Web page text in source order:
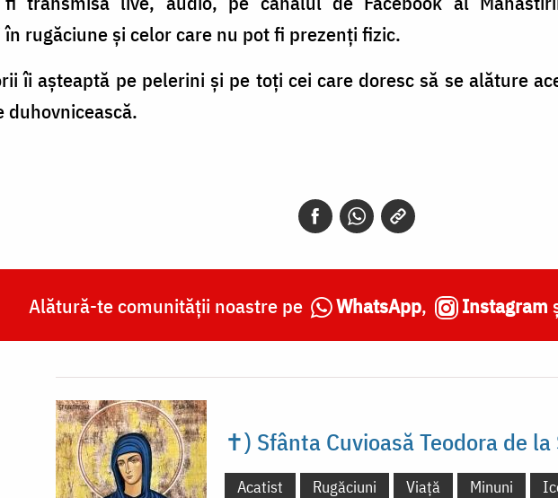
rugăciune și celor care nu pot fi prezenți fizic.
îi așteaptă pe pelerini și pe toți cei care doresc să se alăture
duhovnicească.
Alătură-te comunității noastre pe WhatsApp, Instagram
✝) Sfânta Cuvioasă Teodora de la
Acatist Rugăciuni Viață Minuni